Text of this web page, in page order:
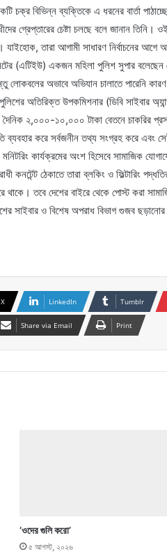
চক্র বিভিন্ন ব্যক্তিকে এ ধরনের বার্তা
গ্রেপ্তারের চেষ্টা চলছে বলে জানান তিনি।
তারা আগামী সাধারণ নির্বাচনের আগে
(এটিইউ) একজন মহিলা পুলিশ সুপার বলেছেন
লোকবলের অভাবে অভিযান চালাতে পারেনি
অতিরিক্ত উপকমিশনার (ডিবি সাইবার
দৈনিক ২,০০০-১০,০০০ টাকা বেতনে চাকরির
ব্যবহার করে সর্বজনীন তথ্য সংগ্রহ করে এবং
মনিটরিং কার্যক্রমের অংশ হিসেবে সামাজিক
কনটেন্ট ঠেকাতে তারা ব্লকিং ও ফিল্টারিং
তবে দেশের বাইরে থেকে পোস্ট করা
সাইবার ও বিশেষ অপরাধ বিভাগ গুজব
X LinkedIn Tumblr
Share via Email Print
‘ওদের গুলি করো’
৫ আগস্ট, ২০২৬